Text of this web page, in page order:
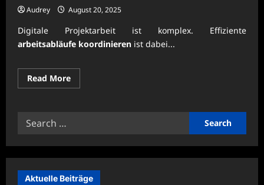
Audrey August 20, 2025
Digitale Projektarbeit ist komplex. Effiziente
arbeitsabläufe koordinieren ist dabei...
Read MoreRead
more
Search
Aktuelle Beiträge